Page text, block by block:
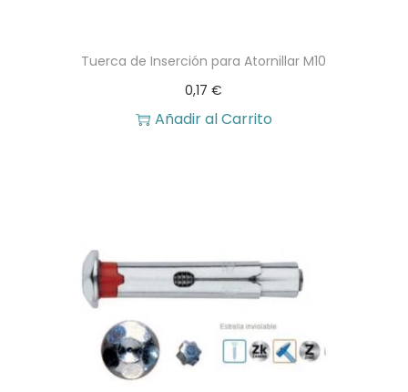
Tuerca de Inserción para Atornillar M10
0,17€
Añadir al Carrito